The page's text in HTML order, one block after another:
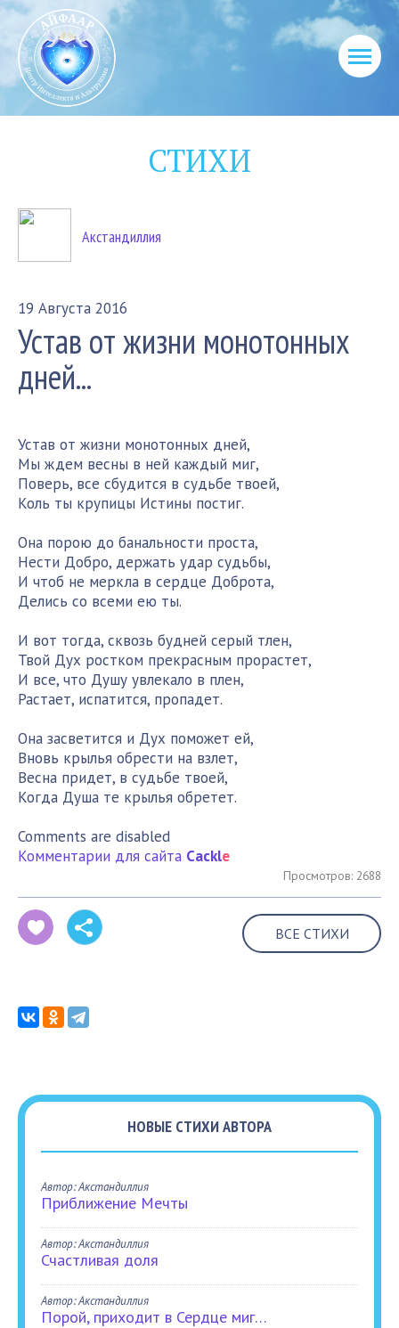
СТИХИ
Акстандиллия
19 Августа 2016
Устав от жизни монотонных
дней...
Устав от жизни монотонных дней,
Мы ждем весны в ней каждый миг,
Поверь, все сбудится в судьбе твоей,
Коль ты крупицы Истины постиг.
Она порою до банальности проста,
Нести Добро, держать удар судьбы,
И чтоб не меркла в сердце Доброта,
Делись со всеми ею ты.
И вот тогда, сквозь будней серый тлен,
Твой Дух ростком прекрасным прорастет,
И все, что Душу увлекало в плен,
Растает, испатится, пропадет.
Она засветится и Дух поможет ей,
Вновь крылья обрести на взлет,
Весна придет, в судьбе твоей,
Когда Душа те крылья обретет.
Comments are disabled
Комментарии для сайта Cackle
Просмотров: 2688
ВСЕ СТИХИ
НОВЫЕ СТИХИ АВТОРА
Автор: Акстандиллия
Приближение Мечты
Автор: Акстандиллия
Счастливая доля
Автор: Акстандиллия
Порой, приходит в Сердце миг…